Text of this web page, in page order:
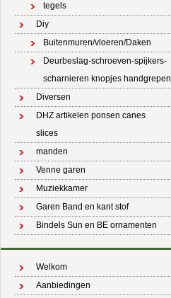
tegels
Diy
Buitenmuren/vloeren/Daken
Deurbeslag-schroeven-spijkers-
scharnieren knopjes handgrepen
Diversen
DHZ artikelen ponsen canes
slices
manden
Venne garen
Muziekkamer
Garen Band en kant stof
Bindels Sun en BE ornamenten
Welkom
Aanbiedingen